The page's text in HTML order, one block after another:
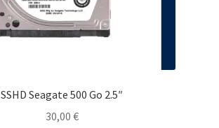
SSHD Seagate 500 Go 2.5″
30,00 €